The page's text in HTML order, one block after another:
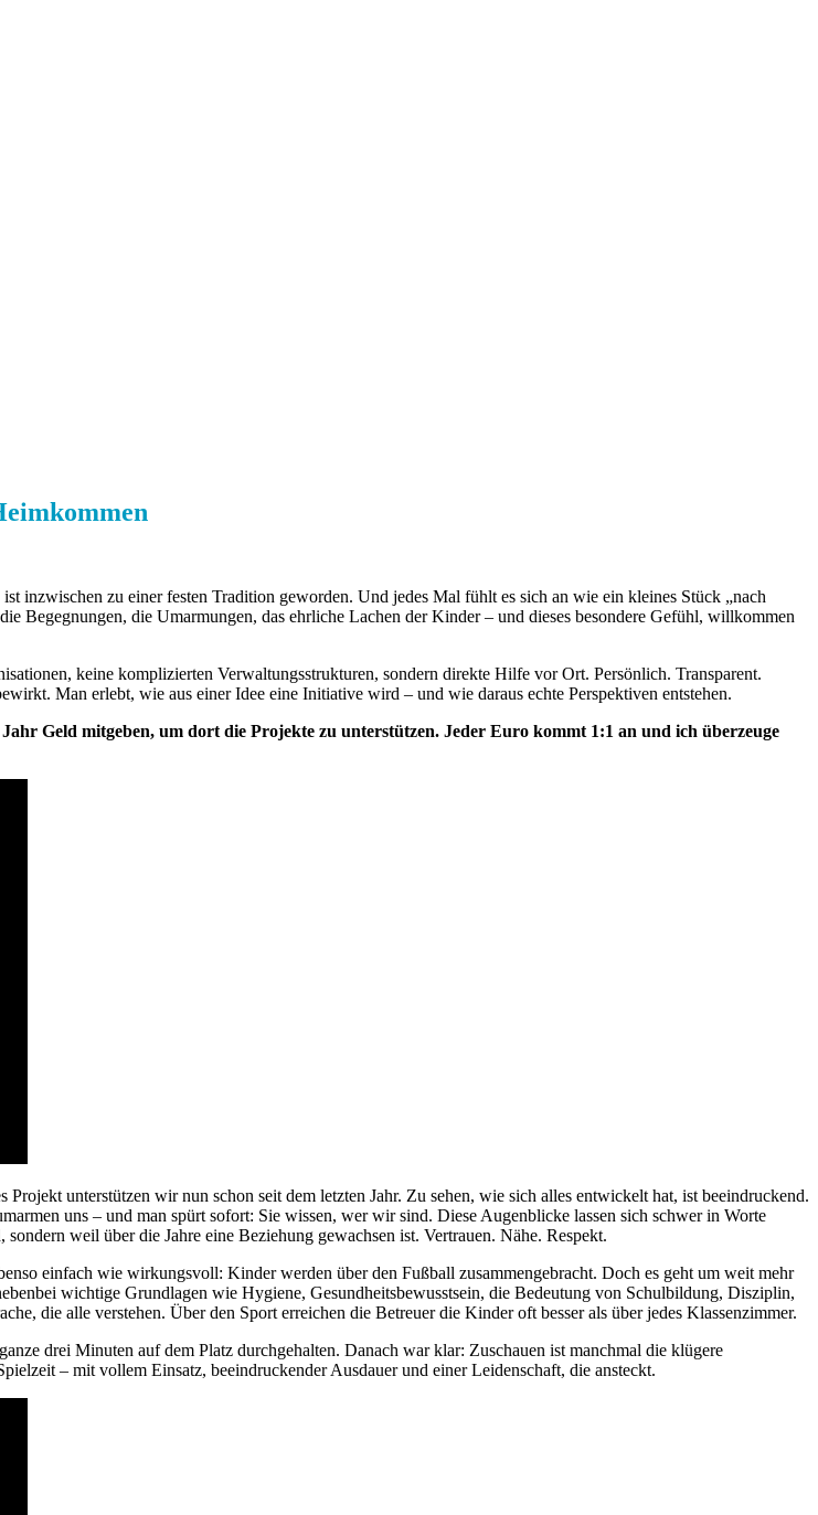
inzwischen zu einer festen Tradition geworden. Und jedes Mal fühlt es sich an wie ein kleines Stück „nach
Begegnungen, die Umarmungen, das ehrliche Lachen der Kinder – und dieses besondere Gefühl, willkommen
keine komplizierten Verwaltungsstrukturen, sondern direkte Hilfe vor Ort. Persönlich. Transparent.
Man erlebt, wie aus einer Idee eine Initiative wird – und wie daraus echte Perspektiven entstehen.
Geld mitgeben, um dort die Projekte zu unterstützen. Jeder Euro kommt 1:1 an und ich überzeuge
unterstützen wir nun schon seit dem letzten Jahr. Zu sehen, wie sich alles entwickelt hat, ist beeindruckend.
uns – und man spürt sofort: Sie wissen, wer wir sind. Diese Augenblicke lassen sich schwer in Worte
weil über die Jahre eine Beziehung gewachsen ist. Vertrauen. Nähe. Respekt.
einfach wie wirkungsvoll: Kinder werden über den Fußball zusammengebracht. Doch es geht um weit mehr
wichtige Grundlagen wie Hygiene, Gesundheitsbewusstsein, die Bedeutung von Schulbildung, Disziplin,
die alle verstehen. Über den Sport erreichen die Betreuer die Kinder oft besser als über jedes Klassenzimmer.
drei Minuten auf dem Platz durchgehalten. Danach war klar: Zuschauen ist manchmal die klügere
– mit vollem Einsatz, beeindruckender Ausdauer und einer Leidenschaft, die ansteckt.